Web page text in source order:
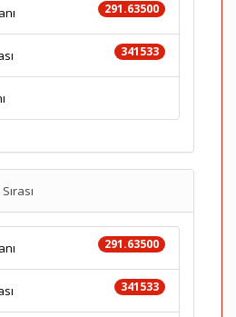
291.63500
341533
291.63500
341533